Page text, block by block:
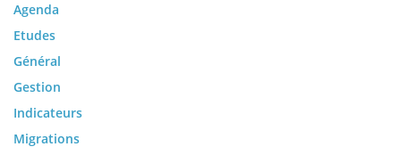
Agenda
Etudes
Général
Gestion
Indicateurs
Migrations